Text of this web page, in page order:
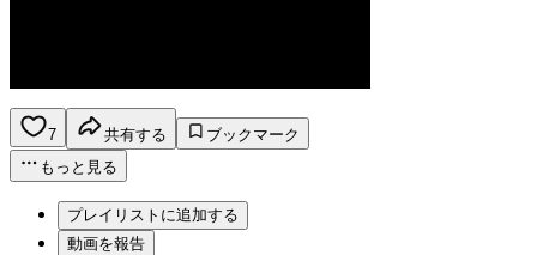
7 共有する
ブックマーク
もっと見る
プレイリストに追加する
動画を報告